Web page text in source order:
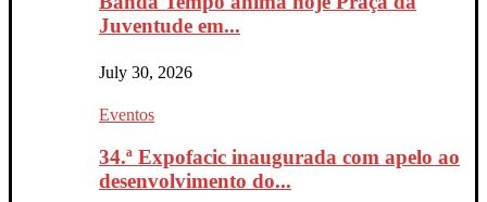
Juventude em...
July 30, 2026
Eventos
34.ª Expofacic inaugurada com apelo ao
desenvolvimento do...